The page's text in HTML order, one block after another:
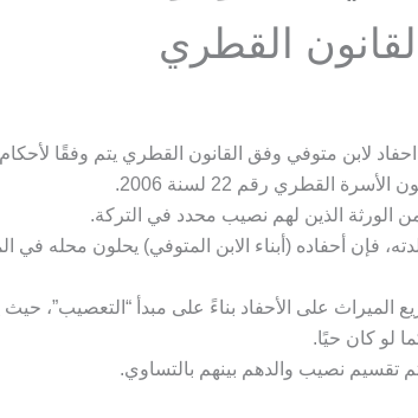
القطري
لابن متوفي وفق القانون القطري يتم وفقًا
القطري رقم 22 لسنة 2006.
من الورثة الذين لهم نصيب محدد في التركة.
فإن أحفاده (أبناء الابن المتوفي) يحلون محله في
الميراث على الأحفاد بناءً على مبدأ “التعصيب”،
لو كان حيًا.
تقسيم نصيب والدهم بينهم بالتساوي.